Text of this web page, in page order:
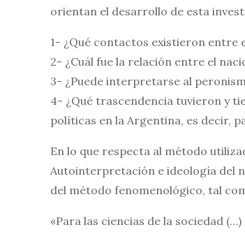
orientan el desarrollo de esta
1- ¿Qué contactos existieron entre
2- ¿Cuál fue la relación entre el
3- ¿Puede interpretarse al
4- ¿Qué trascendencia tuvieron y
políticas en la Argentina, es decir,
En lo que respecta al método
Autointerpretación e ideología del
del método fenomenológico, tal
«Para las ciencias de la sociedad